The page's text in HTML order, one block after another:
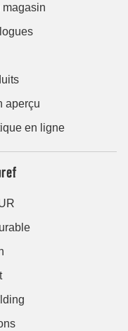
magasin
aperçu
en ligne